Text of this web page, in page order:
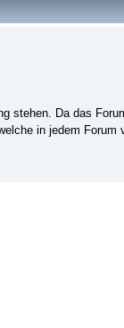
stehen. Da das
in jedem Forum